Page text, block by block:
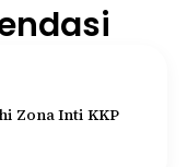
Zona Inti KKP